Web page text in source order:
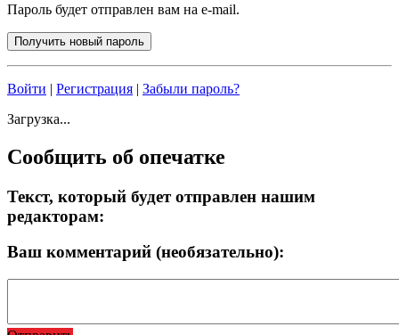
Пароль будет отправлен вам на e-mail.
Войти | Регистрация | Забыли пароль?
Загрузка...
Сообщить об опечатке
Текст, который будет отправлен нашим
редакторам:
Ваш комментарий (необязательно):